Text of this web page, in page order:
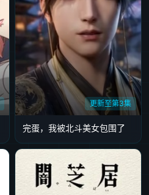
更新至第3集
完蛋，我被北斗美女包围了